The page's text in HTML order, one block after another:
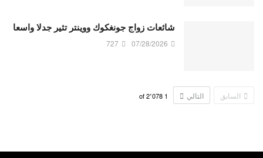
شائعات زواج جونغكوك ووينتر تثير جدلا واسعا
07/28/2026
727
السابق التالي 1 2٬078